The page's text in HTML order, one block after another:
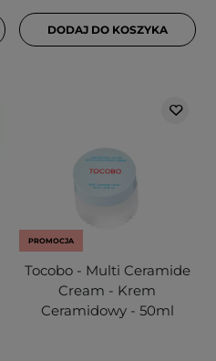
DODAJ DO KOSZYKA
PROMOCJA
Tocobo - Multi Ceramide
Cream - Krem
Ceramidowy - 50ml